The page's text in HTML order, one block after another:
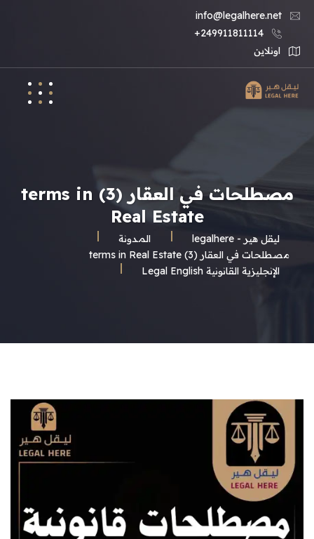
info@legalhere.net
249911811114+
اونلاين
مصطلحات في العقار (3) terms in
Real Estate
ليقل هير - legalhere المـدونة
الإنجليزية القانونية Legal English
مصطلحات في العقار (3) terms in Real Estate